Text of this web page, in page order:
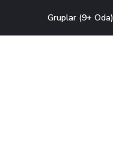
Gruplar (9+ Oda)